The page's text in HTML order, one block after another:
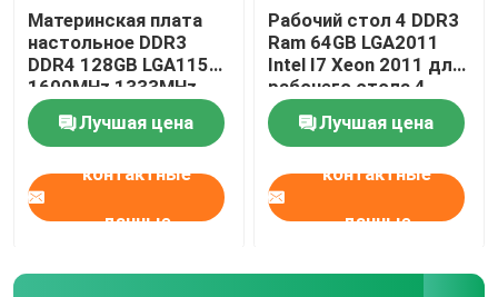
Материнская плата
настольное DDR3
DDR4 128GB LGA1155
1600MHz 1333MHz
игры X99
Лучшая цена
контактные
данные
Рабочий стол 4 DDR3
Ram 64GB LGA2011
Intel I7 Xeon 2011 для
рабочего стола 4
материнской платы
Intel X79 Intel
Лучшая цена
контактные
данные